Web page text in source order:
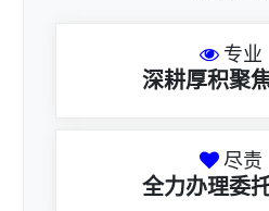
专业
深耕厚积聚
尽责
全力办理委